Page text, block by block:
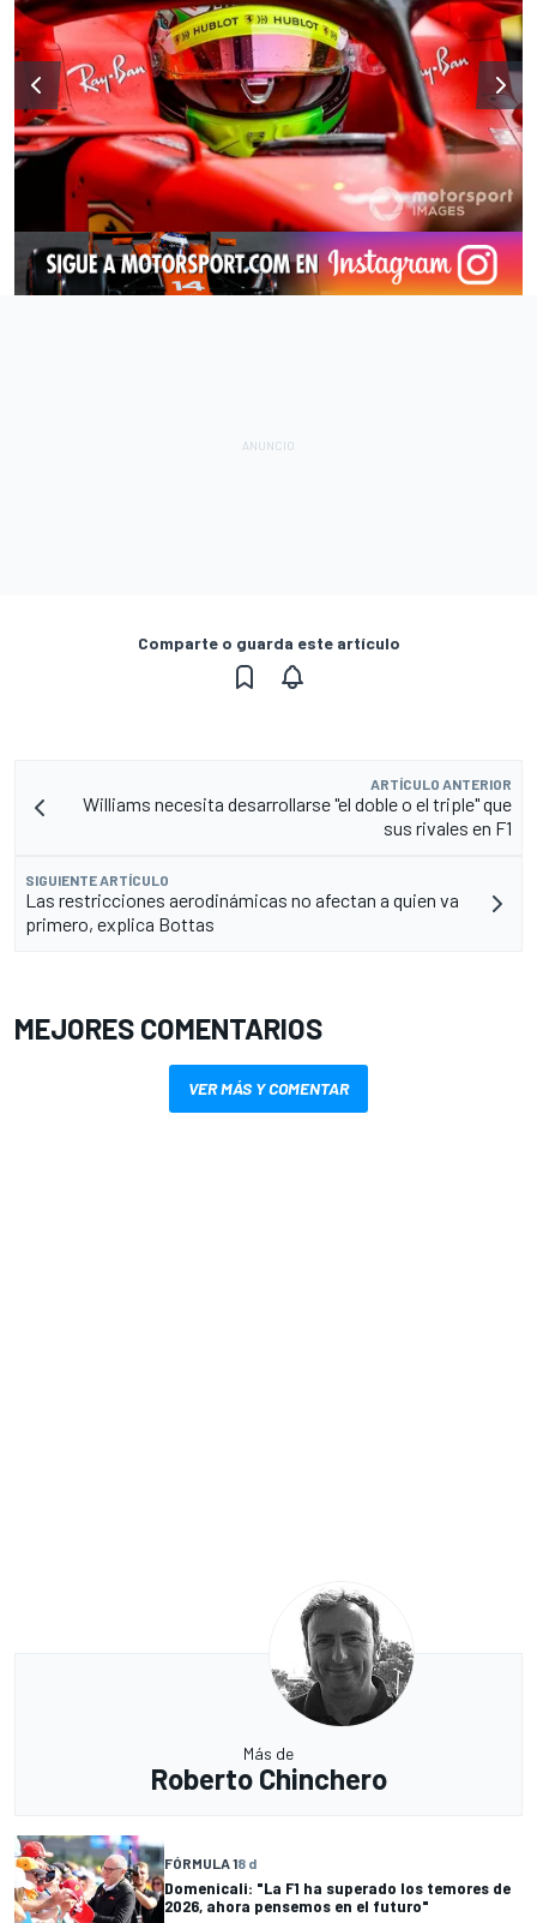
Comparte o guarda este artículo
ARTÍCULO ANTERIOR
Williams necesita desarrollarse "el doble o el triple" que
sus rivales en F1
SIGUIENTE ARTÍCULO
Las restricciones aerodinámicas no afectan a quien va
primero, explica Bottas
MEJORES COMENTARIOS
VER MÁS Y COMENTAR
Más de
Roberto Chinchero
FÓRMULA 18 d
Domenicali: "La F1 ha superado los temores de
2026, ahora pensemos en el futuro"